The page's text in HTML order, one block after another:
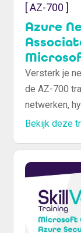
[ AZ-700 ]
Azure
Versterk je
de AZ-700
netwerken,
beveiliging.
Bekijk deze